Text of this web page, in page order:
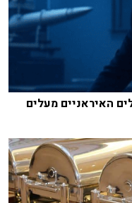
האיראניים מעלים